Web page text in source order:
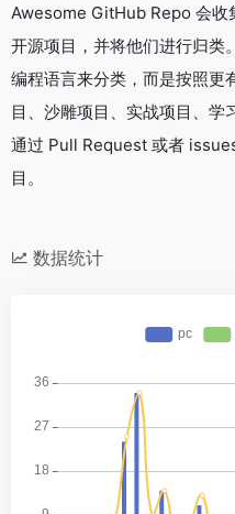
Awesome GitHub Repo 会收
开源项目，并将他们进行归类
编程语言来分类，而是按照更
目、沙雕项目、实战项目、学
通过 Pull Request 或者
目。
数据统计